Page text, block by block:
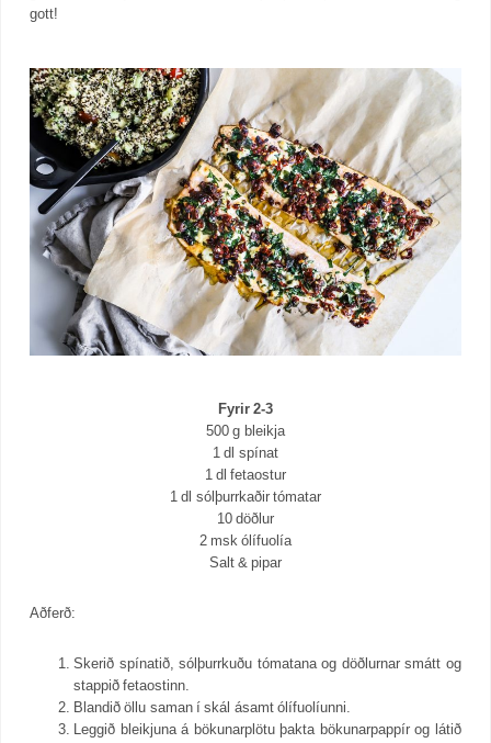
gott!
Fyrir 2-3
500 g bleikja
1 dl spínat
1 dl fetaostur
1 dl sólþurrkaðir tómatar
10 döðlur
2 msk ólífuolía
Salt & pipar
Aðferð:
Skerið spínatið, sólþurrkuðu tómatana og döðlurnar smátt og
stappið fetaostinn.
Blandið öllu saman í skál ásamt ólífuolíunni.
Leggið bleikjuna á bökunarplötu þakta bökunarpappír og látið